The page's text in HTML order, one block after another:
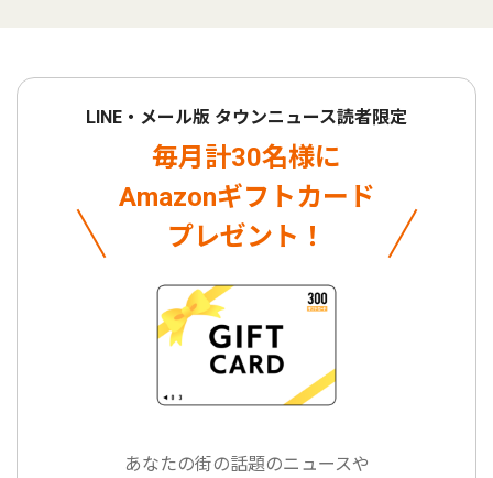
LINE・メール版 タウンニュース読者限定
毎月計30名様に
Amazonギフトカード
プレゼント！
あなたの街の話題のニュースや